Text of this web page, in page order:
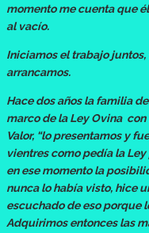
momento me cuenta que
al vacío.
Iniciamos el trabajo
arrancamos.
Hace dos años la familia
marco de la Ley Ovina
Valor, “lo presentamos y
vientres como pedía la
en ese momento la
nunca lo había visto, hice
escuchado de eso porque
Adquirimos entonces las